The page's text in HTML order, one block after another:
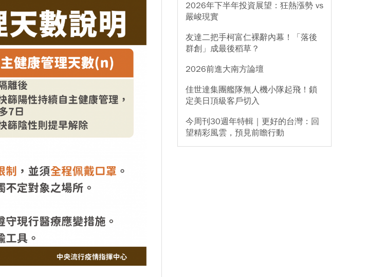
2026年下半年投資展望：狂熱漲勢 vs
嚴峻現實
友達二把手柯富仁裸辭內幕！「落後
群創」成最後稻草？
2026前進大南方論壇
佳世達集團艦隊無人機小隊起飛！鎖
定美日頂級客戶切入
今周刊30週年特輯｜更好的台灣：回
望精彩風雲，預見前瞻行動